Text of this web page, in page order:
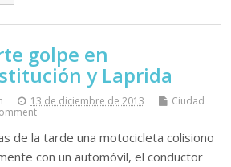
golpe en
y Laprida
13 de diciembre de 2013
Ciudad
de la tarde una motocicleta colisiono
con un automóvil, el conductor